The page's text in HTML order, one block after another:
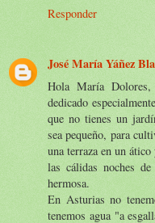
Responder
José María Yáñez
Hola María
dedicado
que no tienes un
sea pequeño, para
una terraza en un
las cálidas noches
hermosa.
En Asturias no
tenemos agua "a